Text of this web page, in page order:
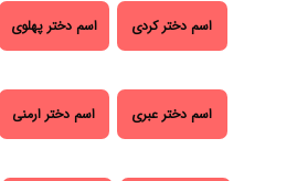
اسم دختر کردی اسم دختر پهلوی
اسم دختر عبری اسم دختر ارمنی